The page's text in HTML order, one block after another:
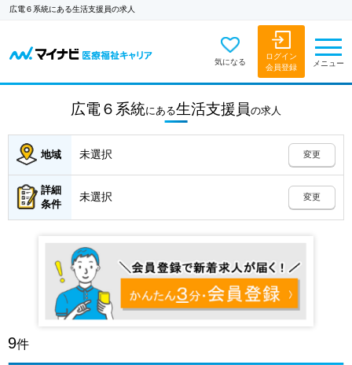
広電６系統にある生活支援員の求人
気になる
ログイン
会員登録
メニュー
広電６系統にある生活支援員の求人
地域 未選択 変更
詳細
条件
未選択 変更
9件